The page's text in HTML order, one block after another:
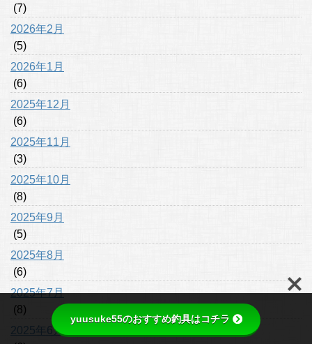
(7)
2026年2月
(5)
2026年1月
(6)
2025年12月
(6)
2025年11月
(3)
2025年10月
(8)
2025年9月
(5)
2025年8月
(6)
2025年7月
(8)
2025年6月
yuusuke55のおすすめ釣具はコチラ